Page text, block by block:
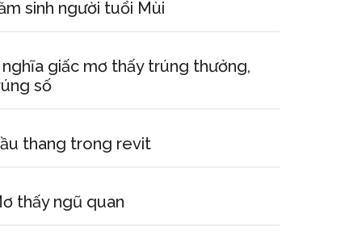
sinh người tuổi Mùi
nghĩa giấc mơ thấy trúng thưởng,
số
thang trong revit
thấy ngũ quan